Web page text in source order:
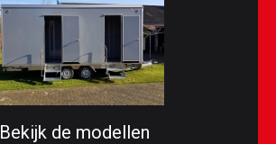
Bekijk de modellen